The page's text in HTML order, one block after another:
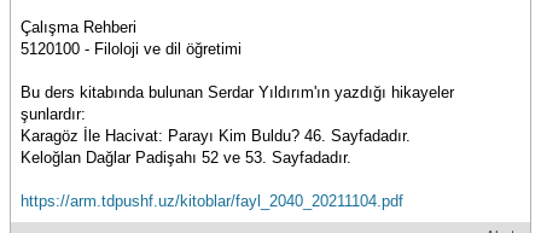
Çalışma Rehberi
5120100 - Filoloji ve dil öğretimi
Bu ders kitabında bulunan Serdar Yıldırım'ın yazdığı hikayeler
şunlardır:
Karagöz İle Hacivat: Parayı Kim Buldu? 46. Sayfadadır.
Keloğlan Dağlar Padişahı 52 ve 53. Sayfadadır.
https://arm.tdpushf.uz/kitoblar/fayl_2040_20211104.pdf